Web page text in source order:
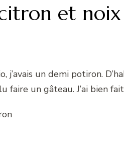
et noix
j’avais un demi potiron.
faire un gâteau. J’ai bien